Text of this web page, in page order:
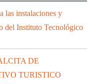
las instalaciones y
del Instituto Tecnológico
DE
TURISTICO